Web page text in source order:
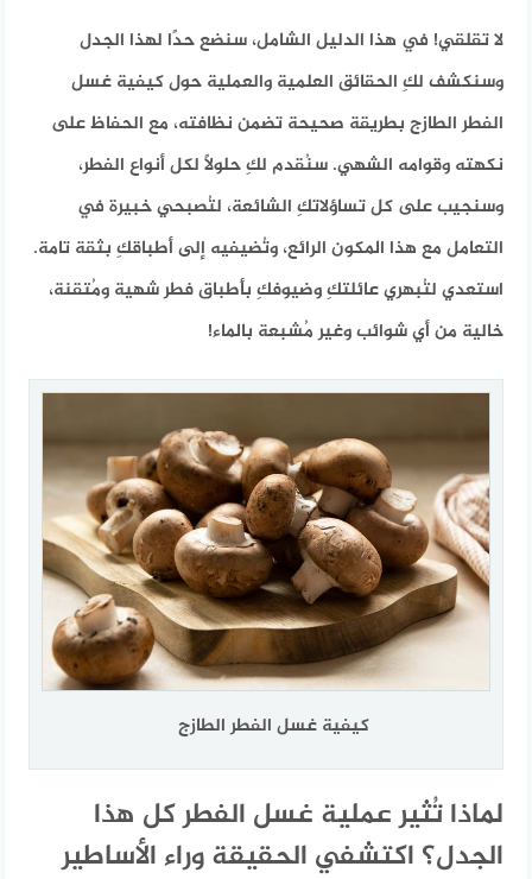
لا تقلقي! في هذا الدليل الشامل، سنضع حدًا لهذا الجدل
وسنكشف لكِ الحقائق العلمية والعملية حول كيفية غسل
الفطر الطازج بطريقة صحيحة تضمن نظافته، مع الحفاظ على
نكهته وقوامه الشهي. سنُقدم لكِ حلولًا لكل أنواع الفطر،
وسنجيب على كل تساؤلاتكِ الشائعة، لتُصبحي خبيرة في
التعامل مع هذا المكون الرائع، وتُضيفيه إلى أطباقكِ بثقة تامة.
استعدي لتُبهري عائلتكِ وضيوفكِ بأطباق فطر شهية ومُتقنة،
خالية من أي شوائب وغير مُشبعة بالماء!
كيفية غسل الفطر الطازج
لماذا تُثير عملية غسل الفطر كل هذا
الجدل؟ اكتشفي الحقيقة وراء الأساطير